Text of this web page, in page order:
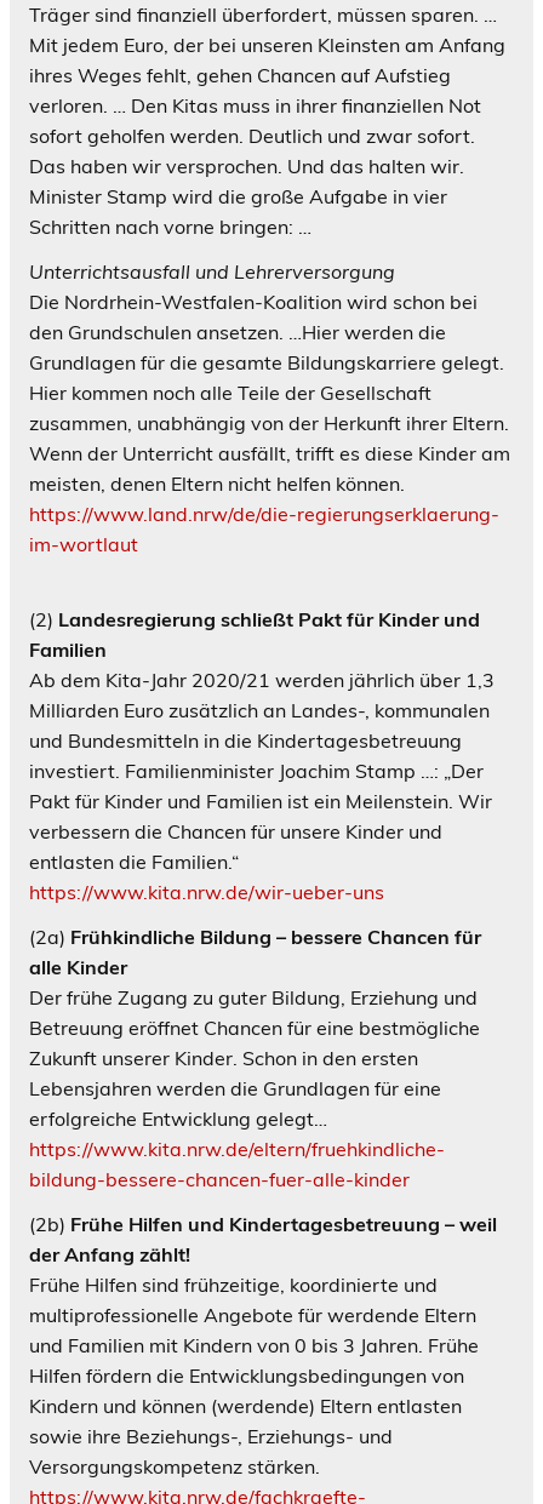
Träger sind finanziell überfordert, müssen sparen. …
Mit jedem Euro, der bei unseren Kleinsten am Anfang
ihres Weges fehlt, gehen Chancen auf Aufstieg
verloren. … Den Kitas muss in ihrer finanziellen Not
sofort geholfen werden. Deutlich und zwar sofort.
Das haben wir versprochen. Und das halten wir.
Minister Stamp wird die große Aufgabe in vier
Schritten nach vorne bringen: …
Unterrichtsausfall und Lehrerversorgung
Die Nordrhein-Westfalen-Koalition wird schon bei
den Grundschulen ansetzen. …Hier werden die
Grundlagen für die gesamte Bildungskarriere gelegt.
Hier kommen noch alle Teile der Gesellschaft
zusammen, unabhängig von der Herkunft ihrer Eltern.
Wenn der Unterricht ausfällt, trifft es diese Kinder am
meisten, denen Eltern nicht helfen können.
https://www.land.nrw/de/die-regierungserklaerung-
im-wortlaut
(2) Landesregierung schließt Pakt für Kinder und
Familien
Ab dem Kita-Jahr 2020/21 werden jährlich über 1,3
Milliarden Euro zusätzlich an Landes-, kommunalen
und Bundesmitteln in die Kindertagesbetreuung
investiert. Familienminister Joachim Stamp …: „Der
Pakt für Kinder und Familien ist ein Meilenstein. Wir
verbessern die Chancen für unsere Kinder und
entlasten die Familien.“
https://www.kita.nrw.de/wir-ueber-uns
(2a) Frühkindliche Bildung – bessere Chancen für
alle Kinder
Der frühe Zugang zu guter Bildung, Erziehung und
Betreuung eröffnet Chancen für eine bestmögliche
Zukunft unserer Kinder. Schon in den ersten
Lebensjahren werden die Grundlagen für eine
erfolgreiche Entwicklung gelegt…
https://www.kita.nrw.de/eltern/fruehkindliche-
bildung-bessere-chancen-fuer-alle-kinder
(2b) Frühe Hilfen und Kindertagesbetreuung – weil
der Anfang zählt!
Frühe Hilfen sind frühzeitige, koordinierte und
multiprofessionelle Angebote für werdende Eltern
und Familien mit Kindern von 0 bis 3 Jahren. Frühe
Hilfen fördern die Entwicklungsbedingungen von
Kindern und können (werdende) Eltern entlasten
sowie ihre Beziehungs-, Erziehungs- und
Versorgungskompetenz stärken.
https://www.kita.nrw.de/fachkraefte-